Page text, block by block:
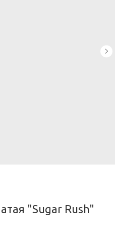
"Sugar Rush"